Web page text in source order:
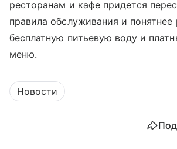
ресторанам и кафе придется
правила обслуживания и понятнее
бесплатную питьевую воду и
меню.
Новости